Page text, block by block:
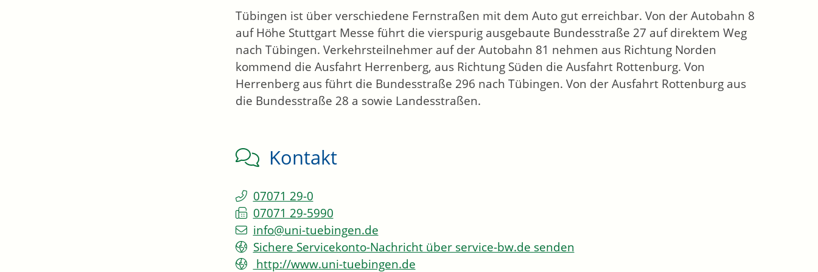
Tübingen ist über verschiedene Fernstraßen mit dem Auto gut erreichbar. Von der Autobahn 8
auf Höhe Stuttgart Messe führt die vierspurig ausgebaute Bundesstraße 27 auf direktem Weg
nach Tübingen. Verkehrsteilnehmer auf der Autobahn 81 nehmen aus Richtung Norden
kommend die Ausfahrt Herrenberg, aus Richtung Süden die Ausfahrt Rottenburg. Von
Herrenberg aus führt die Bundesstraße 296 nach Tübingen. Von der Ausfahrt Rottenburg aus
die Bundesstraße 28 a sowie Landesstraßen.
Kontakt
07071 29-0
07071 29-5990
info@uni-tuebingen.de
Sichere Servicekonto-Nachricht über service-bw.de senden
http://www.uni-tuebingen.de